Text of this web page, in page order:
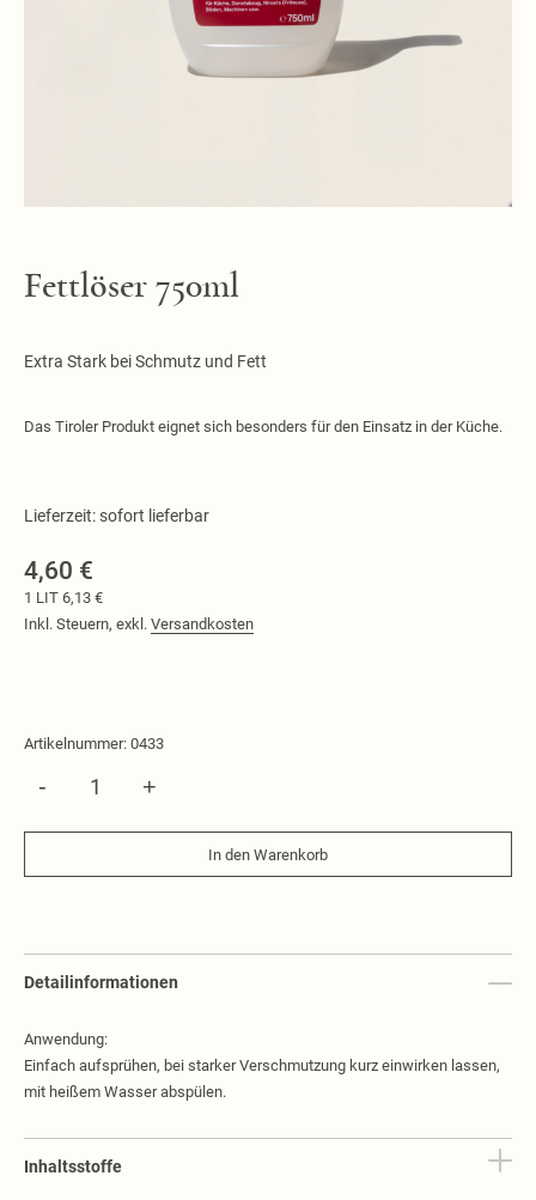
Fettlöser 750ml
Extra Stark bei Schmutz und Fett
Das Tiroler Produkt eignet sich besonders für den Einsatz in der Küche.
Lieferzeit: sofort lieferbar
4,60 €
1 LIT 6,13 €
Inkl. Steuern, exkl. Versandkosten
Artikelnummer: 0433
In den Warenkorb
Detailinformationen
Anwendung:
Einfach aufsprühen, bei starker Verschmutzung kurz einwirken lassen,
mit heißem Wasser abspülen.
Inhaltsstoffe